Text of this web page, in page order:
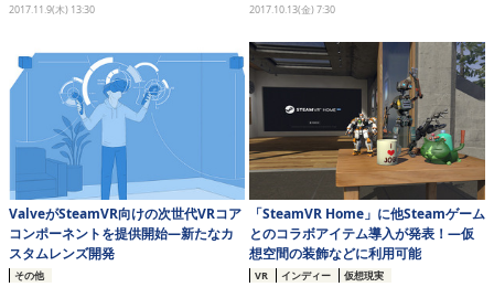
2017.11.9(木) 13:30
2017.10.13(金) 7:30
ValveがSteamVR向けの次世代VRコア
コンポーネントを提供開始―新たなカ
スタムレンズ開発
その他
「SteamVR Home」に他Steamゲーム
とのコラボアイテム導入が発表！―仮
想空間の装飾などに利用可能
VR インディー
仮想現実